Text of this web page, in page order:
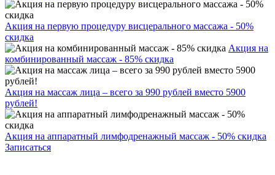
Акция на первую процедуру висцерального массажа - 50%
скидка
Акция на
комбинированный массаж - 85% скидка
Акция на массаж лица – всего за 990 рублей вместо 5900
рублей!
Акция на аппаратный лимфодренажный массаж - 50% скидка
Записаться